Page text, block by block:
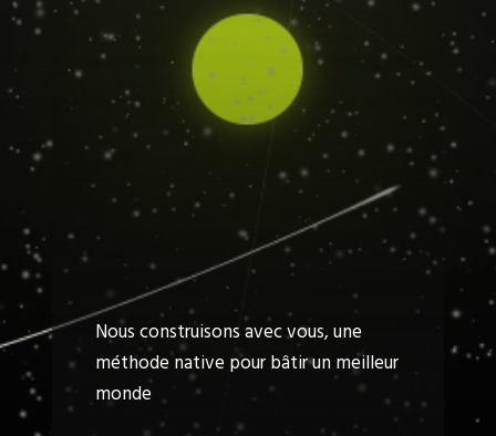
Nous construisons avec vous, une
méthode native pour bâtir un meilleur
monde